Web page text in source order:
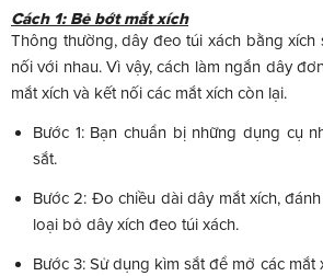
Cách 1: Bẻ bớt mắt xích
Thông thường, dây đeo túi xách bằng xích
nối với nhau. Vì vậy, cách làm ngắn dây
mắt xích và kết nối các mắt xích còn lại.
Bước 1: Bạn chuẩn bị những dụng cụ
sắt.
Bước 2: Đo chiều dài dây mắt xích,
loại bỏ dây xích đeo túi xách.
Bước 3: Sử dụng kìm sắt để mở các